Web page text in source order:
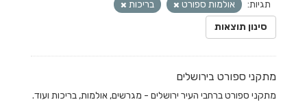
תגיות: אולמות ספורט
בריכות
סינון תוצאות
מתקני ספורט בירושלים
מתקני ספורט ברחבי העיר ירושלים - מגרשים, אולמות, בריכות ועוד.